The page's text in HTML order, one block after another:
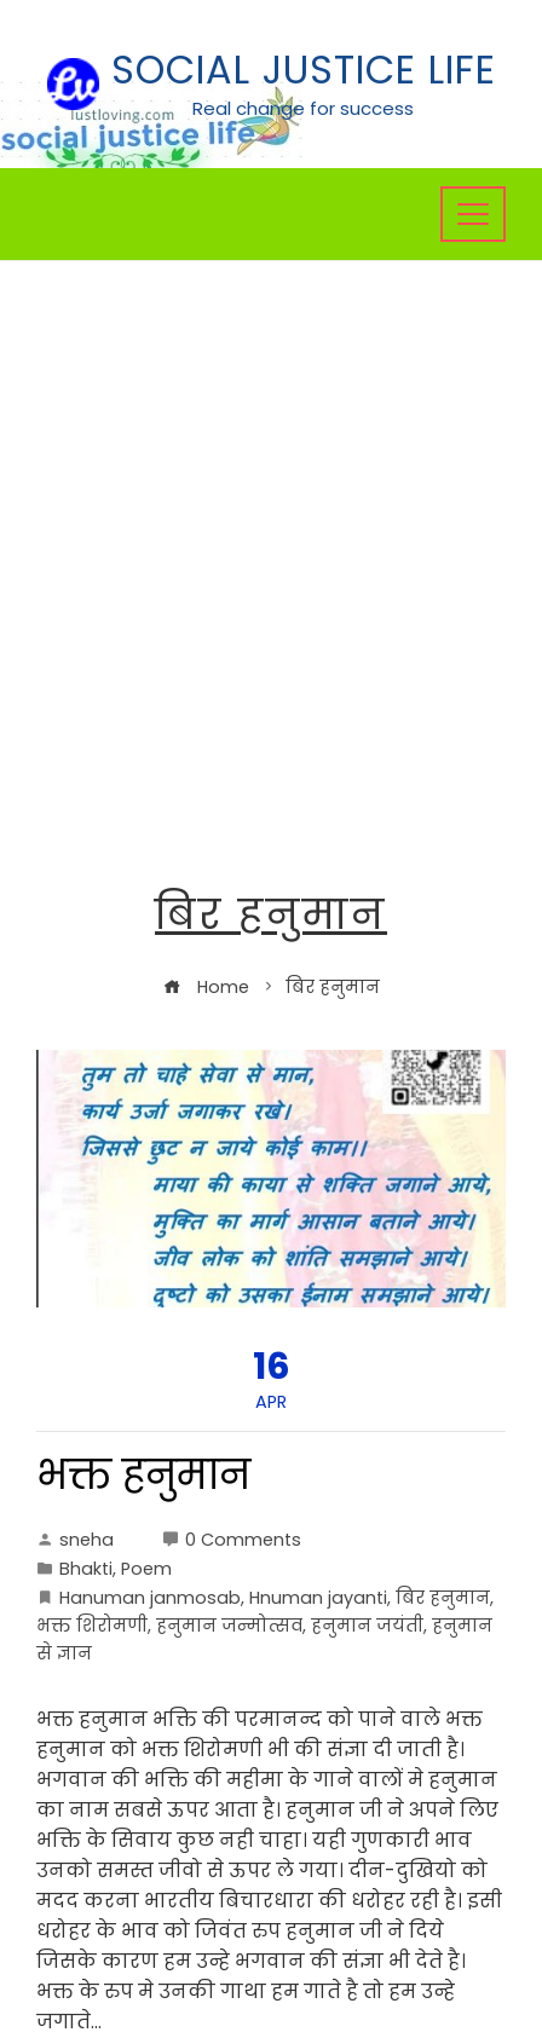
content
SOCIAL JUSTICE LIFE
Real change for success
बिर हनुमान
Home बिर हनुमान
16
APR
भक्त हनुमान
sneha
0 Comments
Bhakti, Poem
Hanuman janmosab, Hnuman jayanti, बिर हनुमान,
भक्त शिरोमणी, हनुमान जन्मोत्सव, हनुमान जयंती, हनुमान
से ज्ञान
भक्त हनुमान भक्ति की परमानन्द को पाने वाले भक्त
हनुमान को भक्त शिरोमणी भी की संज्ञा दी जाती है।
भगवान की भक्ति की महीमा के गाने वालों मे हनुमान
का नाम सबसे ऊपर आता है। हनुमान जी ने अपने लिए
भक्ति के सिवाय कुछ नही चाहा। यही गुणकारी भाव
उनको समस्त जीवो से ऊपर ले गया। दीन-दुखियो को
मदद करना भारतीय बिचारधारा की धरोहर रही है। इसी
धरोहर के भाव को जिवंत रुप हनुमान जी ने दिये
जिसके कारण हम उन्हे भगवान की संज्ञा भी देते है।
भक्त के रुप मे उनकी गाथा हम गाते है तो हम उन्हे
जगाते…